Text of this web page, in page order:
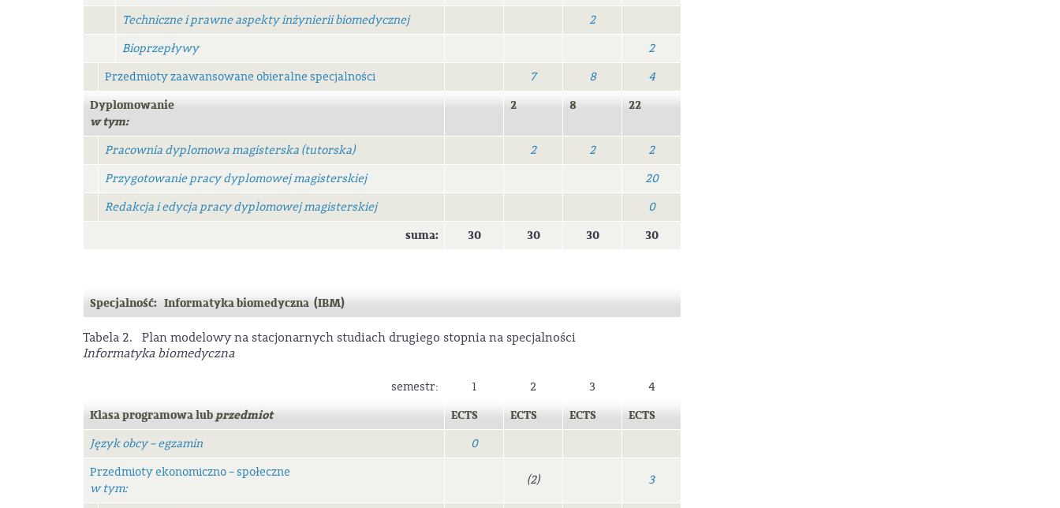
Techniczne i prawne aspekty inżynierii biomedycznej
2
Bioprzepływy
2
Przedmioty zaawansowane obieralne specjalności
7 8 4
Dyplomowanie
w tym:
2 8 22
Pracownia dyplomowa magisterska (tutorska) 2 2
2
Przygotowanie pracy dyplomowej magisterskiej
20
Redakcja i edycja pracy dyplomowej magisterskiej
0
suma: 30 30 30 30
Specjalność: Informatyka biomedyczna (IBM)
Tabela 2. Plan modelowy na stacjonarnych studiach drugiego stopnia na specjalności
Informatyka biomedyczna
semestr: 1 2 3 4
Klasa programowa lubprzedmiot ECTS ECTS ECTS ECTS
Język obcy – egzamin
0
Przedmioty ekonomiczno – społeczne
w tym:
(2) 3